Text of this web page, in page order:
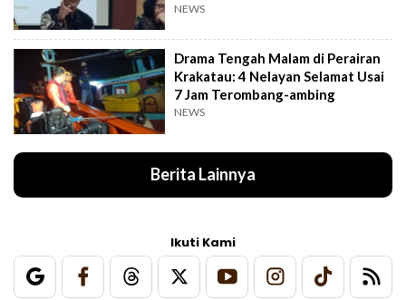
NEWS
Drama Tengah Malam di Perairan
Krakatau: 4 Nelayan Selamat Usai
7 Jam Terombang-ambing
NEWS
Berita Lainnya
Ikuti Kami